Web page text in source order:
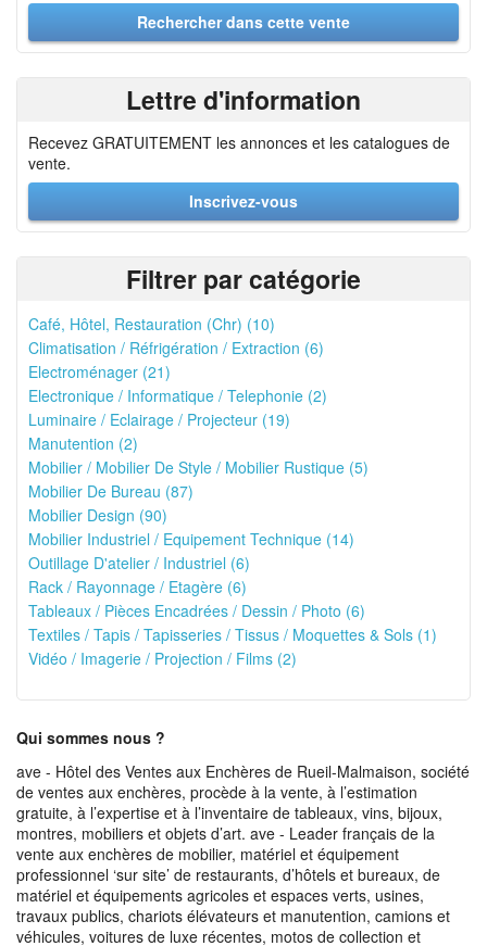
Lettre d'information
Recevez GRATUITEMENT les annonces et les catalogues de
vente.
Inscrivez-vous
Filtrer par catégorie
Café, Hôtel, Restauration (Chr) (10)
Climatisation / Réfrigération / Extraction (6)
Electroménager (21)
Electronique / Informatique / Telephonie (2)
Luminaire / Eclairage / Projecteur (19)
Manutention (2)
Mobilier / Mobilier De Style / Mobilier Rustique (5)
Mobilier De Bureau (87)
Mobilier Design (90)
Mobilier Industriel / Equipement Technique (14)
Outillage D'atelier / Industriel (6)
Rack / Rayonnage / Etagère (6)
Tableaux / Pièces Encadrées / Dessin / Photo (6)
Textiles / Tapis / Tapisseries / Tissus / Moquettes & Sols (1)
Vidéo / Imagerie / Projection / Films (2)
Qui sommes nous ?
ave - Hôtel des Ventes aux Enchères de Rueil-Malmaison, société
de ventes aux enchères, procède à la vente, à l’estimation
gratuite, à l’expertise et à l’inventaire de tableaux, vins, bijoux,
montres, mobiliers et objets d’art. ave - Leader français de la
vente aux enchères de mobilier, matériel et équipement
professionnel ‘sur site’ de restaurants, d’hôtels et bureaux, de
matériel et équipements agricoles et espaces verts, usines,
travaux publics, chariots élévateurs et manutention, camions et
véhicules, voitures de luxe récentes, motos de collection et